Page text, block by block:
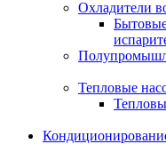
Охладители
Тепловые